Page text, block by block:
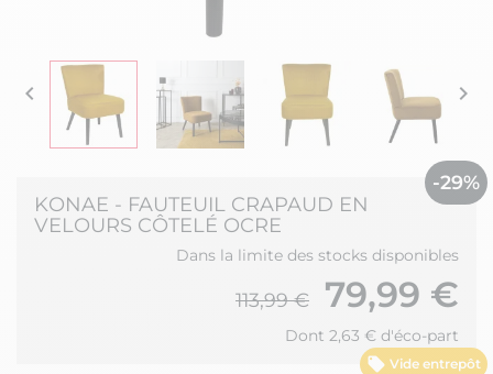
 
Vide entrepôt
-29%
KONAE - FAUTEUIL CRAPAUD EN
VELOURS CÔTELÉ OCRE
Dans la limite des stocks disponibles
113,99 € 79,99 €
Dont 2,63 € d'éco-part